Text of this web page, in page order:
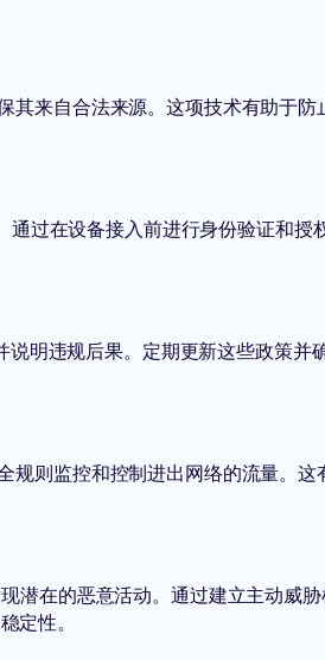
来自合法来源。这项技术有助于防
过在设备接入前进行身份验证和授
明违规后果。定期更新这些政策并
规则监控和控制进出网络的流量。
潜在的恶意活动。通过建立主动威
定性。